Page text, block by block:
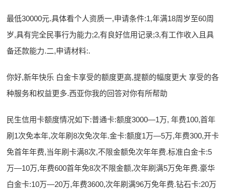
最低30000元.具体看个人资质一,申请条件:1,年满18周岁至60周
岁,具有完全民事行为能力;2,有良好信用记录;3,有工作收入且具
备还款能力.二,申请材料:.
你好,新年快乐 白金卡享受的额度更高,提额的幅度更大 享受的各
种服务和权益更多.西亚你我的回答对你有所帮助
民生信用卡额度情况如下:普通卡:额度3000—1万, 年费100,首年
刷1次免本年,次年刷8次免次年.金卡:额度1万—5万,年费300,开卡
免首年年费,当年刷卡满8次,不限金额免次年年费.标准白金卡:5
万—10万,年费600首年免8次不限金额,次年刷满5万免年费.豪华
白金卡:10万—20万,年费3600,次年刷满96万免年费.钻石卡:20万